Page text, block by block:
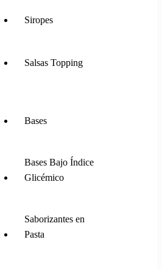
Siropes
Salsas Topping
Bases
Bases Bajo Índice
Glicémico
Saborizantes en
Pasta